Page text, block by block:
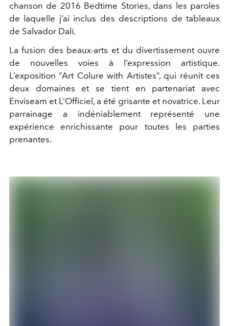
chanson de 2016 Bedtime Stories, dans les paroles
de laquelle j’ai inclus des descriptions de tableaux
de Salvador Dalí.
La fusion des beaux-arts et du divertissement ouvre
de nouvelles voies à l’expression artistique.
L’exposition “Art Colure with Artistes”, qui réunit ces
deux domaines et se tient en partenariat avec
Enviseam et L’Officiel, a été grisante et novatrice. Leur
parrainage a indéniablement représenté une
expérience enrichissante pour toutes les parties
prenantes.